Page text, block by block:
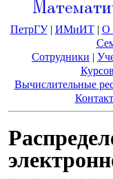
ПетрГУ| ИМиИТ| О
Сотрудники |
Вычислительные